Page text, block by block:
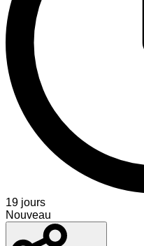
19 jours
Nouveau